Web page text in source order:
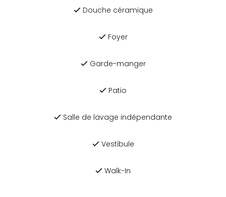
Douche céramique
Foyer
Garde-manger
Patio
Salle de lavage indépendante
Vestibule
Walk-In